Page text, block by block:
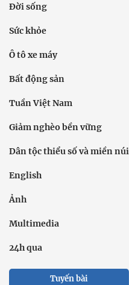
Đời sống
Sức khỏe
Ô tô xe máy
Bất động sản
Tuần Việt Nam
Giảm nghèo bền vững
Dân tộc thiểu số và miền núi
English
Ảnh
Multimedia
24h qua
Tuyến bài